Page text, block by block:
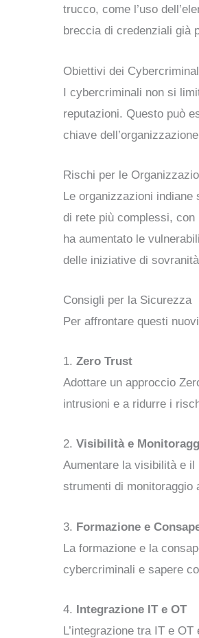
trucco, come l’uso
breccia di credenziali già
Obiettivi dei
I cybercriminali non si
reputazioni. Questo può
chiave
Rischi per le
Le organizzazioni
di rete più complessi,
ha aumentato le
delle iniziative di
Consigli per la Sicurezza
Per affrontare questi
1. Zero Trust
Adottare un approccio
intrusioni e a ridurre i
2. Visibilità e
Aumentare la visibilità e il
strumenti di monitoraggio
3. Formazione e
La formazione e la
cybercriminali e sapere
4. Integrazione IT e OT
L’integrazione tra IT e